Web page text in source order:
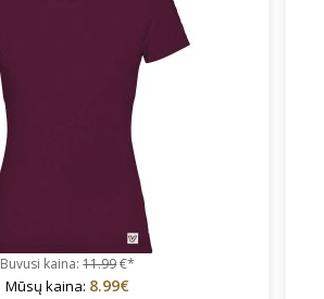
Buvusi kaina:11.99€*
Mūsų kaina: 8.99€